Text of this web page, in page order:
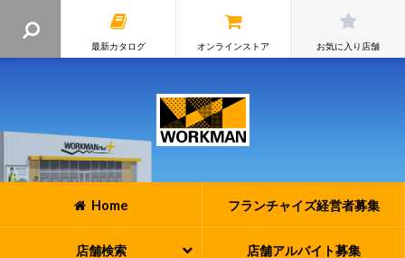
最新カタログ オンラインストア お気に入り店舗
Home フランチャイズ経営者募集
店舗検索 店舗アルバイト募集